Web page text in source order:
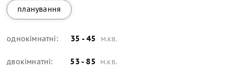
планування
однокімнатні: 35 - 45 м.кв.
двокімнатні: 53 - 85 м.кв.